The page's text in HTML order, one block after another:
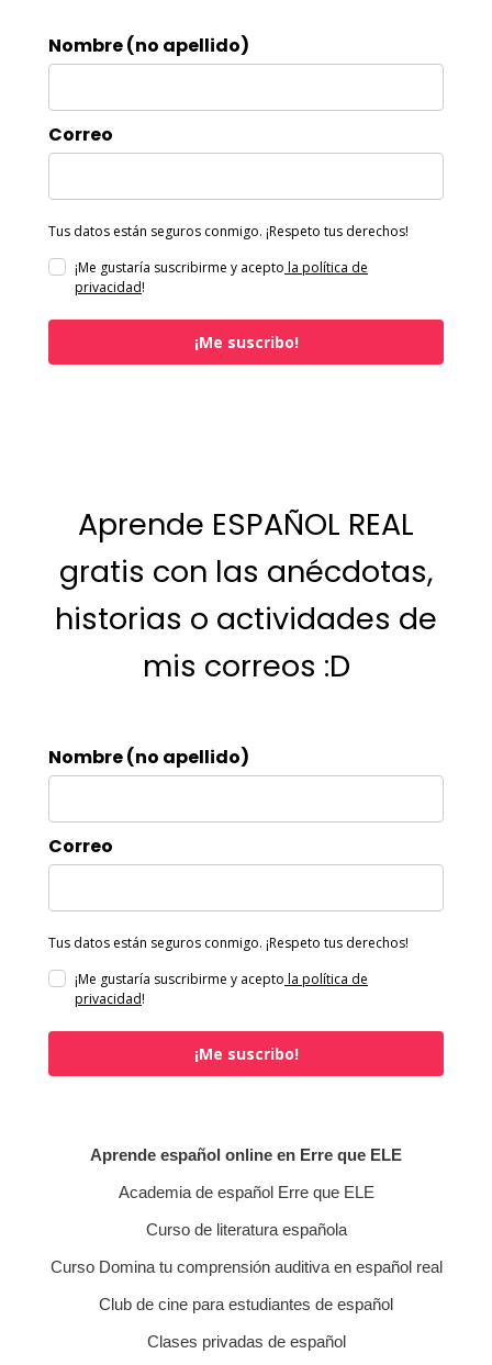
Nombre (no apellido)
Correo
Tus datos están seguros conmigo. ¡Respeto tus derechos!
¡Me gustaría suscribirme y acepto la política de
privacidad!
¡Me suscribo!
Aprende ESPAÑOL REAL
gratis con las anécdotas,
historias o actividades de
mis correos :D
Nombre (no apellido)
Correo
Tus datos están seguros conmigo. ¡Respeto tus derechos!
¡Me gustaría suscribirme y acepto la política de
privacidad!
¡Me suscribo!
Aprende español online en Erre que ELE
Academia de español Erre que ELE
Curso de literatura española
Curso Domina tu comprensión auditiva en español real
Club de cine para estudiantes de español
Clases privadas de español